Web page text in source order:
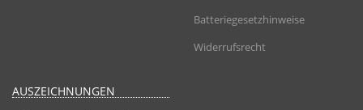
Batteriegesetzhinweise
Widerrufsrecht
AUSZEICHNUNGEN